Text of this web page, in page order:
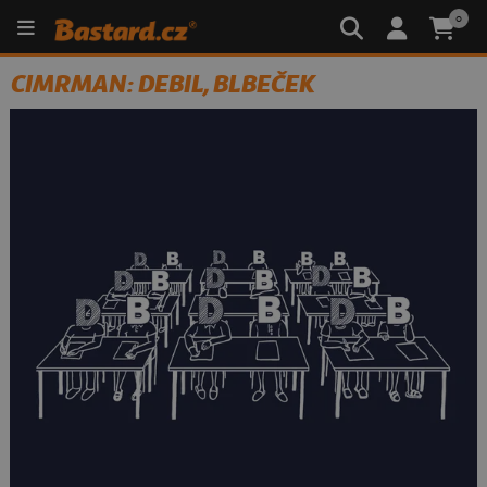
0
CIMRMAN: DEBIL, BLBEČEK